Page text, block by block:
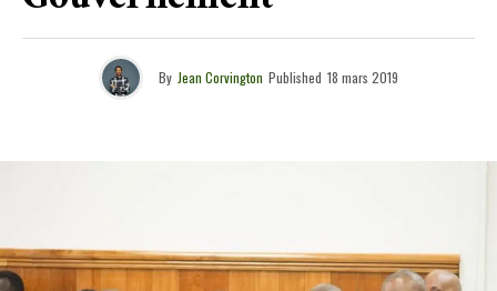
By Jean Corvington Published 18 mars 2019